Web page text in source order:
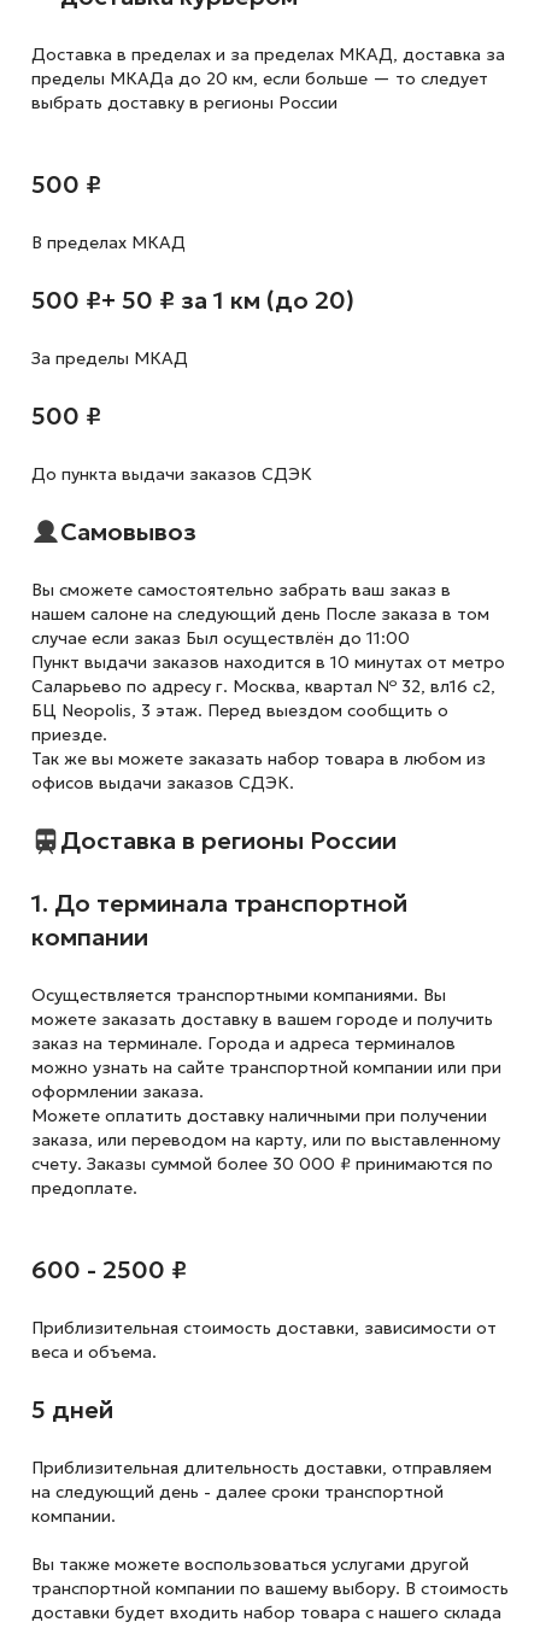
Доставка в пределах и за пределах МКАД, доставка за
пределы МКАДа до 20 км, если больше — то следует
выбрать доставку в регионы России
500 ₽
В пределах МКАД
500 ₽+ 50 ₽ за 1 км (до 20)
За пределы МКАД
500 ₽
До пункта выдачи заказов СДЭК
Самовывоз
Вы сможете самостоятельно забрать ваш заказ в
нашем салоне на следующий день После заказа в том
случае если заказ Был осуществлён до 11:00
Пункт выдачи заказов находится в 10 минутах от метро
Саларьево по адресу г. Москва, квартал № 32, вл16 с2,
БЦ Neopolis, 3 этаж. Перед выездом сообщить о
приезде.
Так же вы можете заказать набор товара в любом из
офисов выдачи заказов СДЭК.
Доставка в регионы России
1. До терминала транспортной
компании
Осуществляется транспортными компаниями. Вы
можете заказать доставку в вашем городе и получить
заказ на терминале. Города и адреса терминалов
можно узнать на сайте транспортной компании или при
оформлении заказа.
Можете оплатить доставку наличными при получении
заказа, или переводом на карту, или по выставленному
счету. Заказы суммой более 30 000 ₽ принимаются по
предоплате.
600 - 2500 ₽
Приблизительная стоимость доставки, зависимости от
веса и объема.
5 дней
Приблизительная длительность доставки, отправляем
на следующий день - далее сроки транспортной
компании.
Вы также можете воспользоваться услугами другой
транспортной компании по вашему выбору. В стоимость
доставки будет входить набор товара с нашего склада